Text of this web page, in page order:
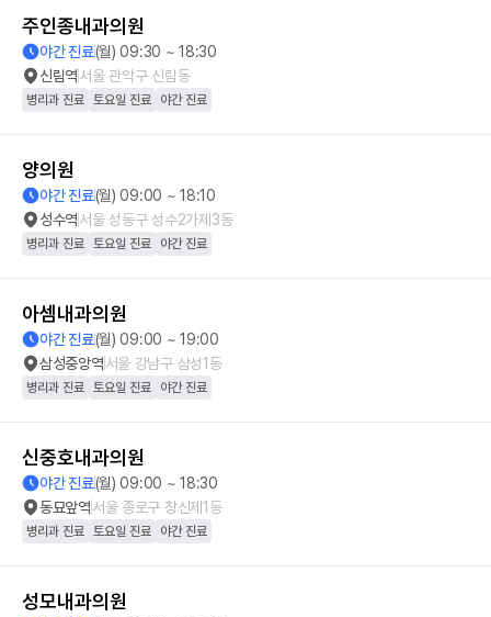
주인종내과의원
야간 진료(월) 09:30 ~ 18:30
신림역서울 관악구 신림동
병리과 진료 토요일 진료 야간 진료
양의원
야간 진료(월) 09:00 ~ 18:10
성수역서울 성동구 성수2가제3동
병리과 진료 토요일 진료 야간 진료
아셈내과의원
야간 진료(월) 09:00 ~ 19:00
삼성중앙역서울 강남구 삼성1동
병리과 진료 토요일 진료 야간 진료
신중호내과의원
야간 진료(월) 09:00 ~ 18:30
동묘앞역서울 종로구 창신제1동
병리과 진료 토요일 진료 야간 진료
성모내과의원